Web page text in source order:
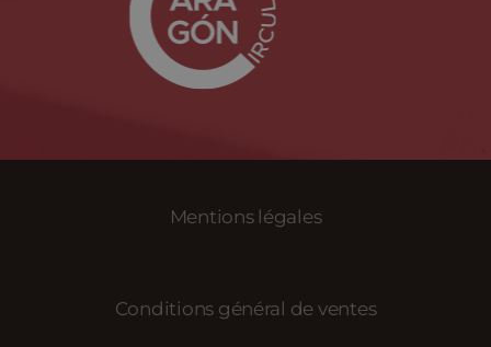
Mentions légales
Conditions général de ventes